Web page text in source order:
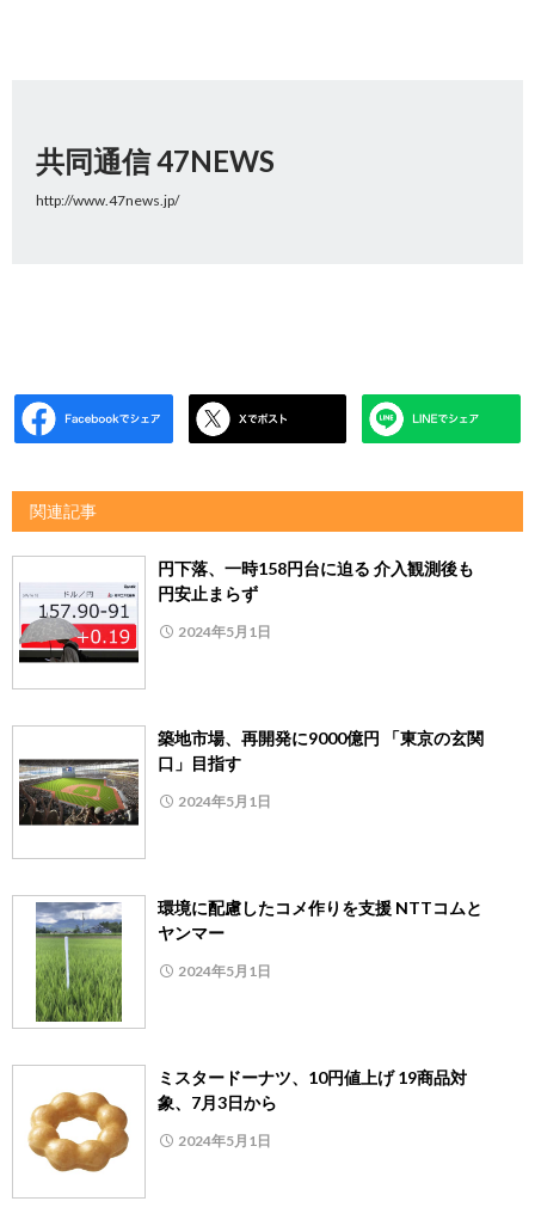
共同通信 47NEWS
http://www.47news.jp/
関連記事
円下落、一時158円台に迫る 介入観測後も
円安止まらず
2024年5月1日
築地市場、再開発に9000億円 「東京の玄関
口」目指す
2024年5月1日
環境に配慮したコメ作りを支援 NTTコムと
ヤンマー
2024年5月1日
ミスタードーナツ、10円値上げ 19商品対
象、7月3日から
2024年5月1日